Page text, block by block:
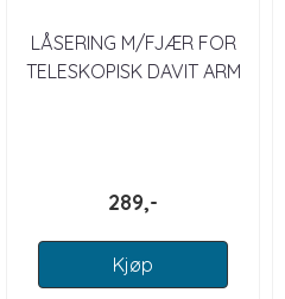
LÅSERING M/FJÆR FOR
TELESKOPISK DAVIT ARM
289,-
Kjøp